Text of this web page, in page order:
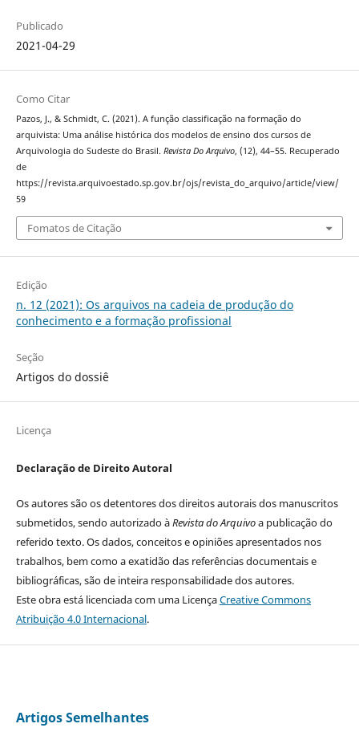
Publicado
2021-04-29
Como Citar
Pazos, J., & Schmidt, C. (2021). A função classificação na formação do
arquivista: Uma análise histórica dos modelos de ensino dos cursos de
Arquivologia do Sudeste do Brasil. Revista Do Arquivo, (12), 44–55. Recuperado
de
https://revista.arquivoestado.sp.gov.br/ojs/revista_do_arquivo/article/view/
59
Fomatos de Citação
Edição
n. 12 (2021): Os arquivos na cadeia de produção do
conhecimento e a formação profissional
Seção
Artigos do dossiê
Licença
Declaração de Direito Autoral
Os autores são os detentores dos direitos autorais dos manuscritos
submetidos, sendo autorizado àRevista do Arquivoa publicação do
referido texto. Os dados, conceitos e opiniões apresentados nos
trabalhos, bem como a exatidão das referências documentais e
bibliográficas, são de inteira responsabilidade dos autores.
Este obra está licenciada com uma LicençaCreative Commons
Atribuição 4.0 Internacional.
Artigos Semelhantes